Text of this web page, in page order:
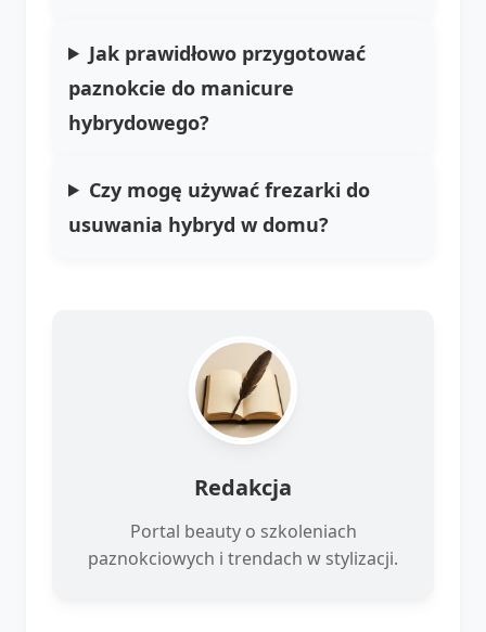
Jak prawidłowo przygotować
paznokcie do manicure
hybrydowego?
Czy mogę używać frezarki do
usuwania hybryd w domu?
Redakcja
Portal beauty o szkoleniach
paznokciowych i trendach w stylizacji.